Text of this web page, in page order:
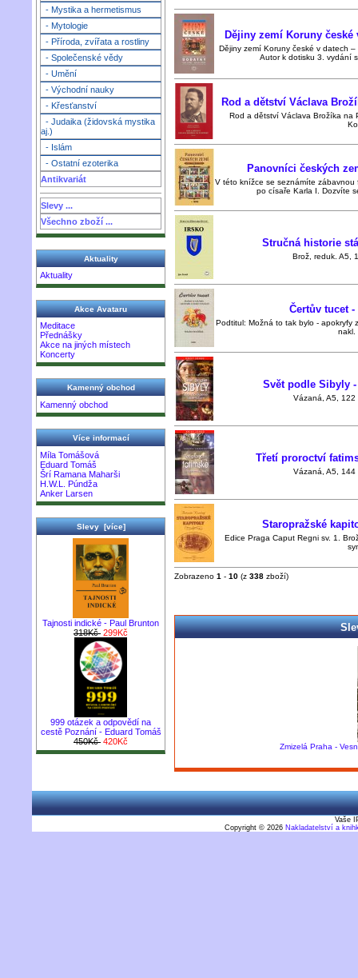
- Mystika a hermetismus
- Mytologie
- Příroda, zvířata a rostliny
- Společenské vědy
- Umění
- Východní nauky
- Křesťanství
- Judaika (židovská mystika
aj.)
- Islám
- Ostatní ezoterika
Antikvariát
Slevy ...
Všechno zboží ...
Aktuality
Aktuality
Akce Avataru
Meditace
Přednášky
Akce na jiných místech
Koncerty
Kamenný obchod
Kamenný obchod
Více informací
Míla Tomášová
Eduard Tomáš
Šrí Ramana Maharši
H.W.L. Púndža
Anker Larsen
Slevy [více]
Tajnosti indické - Paul Brunton
318Kč 299Kč
999 otázek a odpovědí na
cestě Poznání - Eduard Tomáš
450Kč 420Kč
Dějiny zemí Koruny české
Dějiny zemí Koruny české v datech
Autor k dotisku 3. vydání
Rod a dětství Václava
Rod a dětství Václava Brožíka na
Panovníci českých
V této knížce se seznámíte zábavnou
po císaře Karla I. Dozvíte
Stručná historie
Brož, reduk. A5,
Čertův tucet
Podtitul: Možná to tak bylo - apokryfy
nakl.
Svět podle Sibyly
Vázaná, A5, 122
Třetí proroctví
Vázaná, A5, 144
Staropražské
Edice Praga Caput Regni sv. 1.
Zobrazeno 1 - 10 (z 338 zboží)
Zmizelá Praha -
Vaše
Copyright © 2026 Nakladatelství a